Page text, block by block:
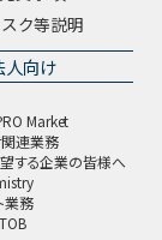
ク等説明
人向け
Market
連業務
する企業の皆様へ
業務